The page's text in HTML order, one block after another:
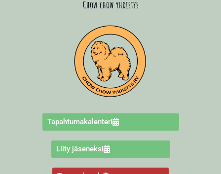
Chow chow yhdistys
Tapahtumakalenteri
Liity jäseneksi